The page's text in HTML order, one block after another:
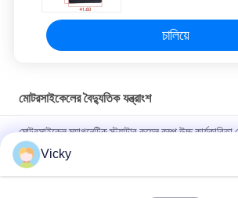
চালিয়ে
মোটরসাইকেলের বৈদ্যুতিক যন্ত্রাংশ
মোটরসাইকেল ম্যাগনেটিক স্ট্যাটার কয়েল কম্প উচ্চ
যন্ত্রাংশ KRF
বি 2 বি ক্রেতাদের জন্য বৈদ্যুতিক মোটরসাইকেল রিলে
Vicky